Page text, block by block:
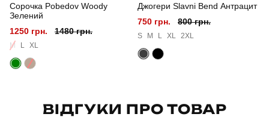
Матеріал софтшел
Країна - виробник
Сорочка Pobedov Woody
Зелений
1250 грн.
1480 грн.
M L XL
Джогери Slavni Bend Антрацит
750 грн.
800 грн.
S M L XL 2XL
ВІДГУКИ ПРО ТОВАР